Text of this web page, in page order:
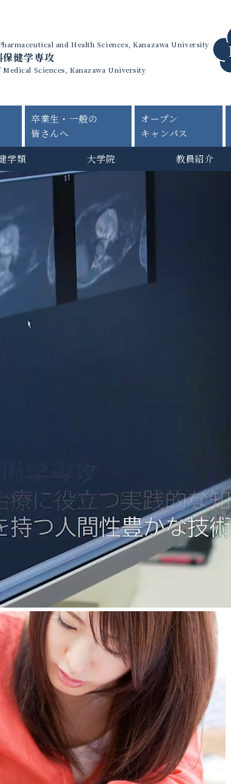
and Health Sciences, Kanazawa University
健学専攻
Sciences, Kanazawa University
卒業生・一般の
皆さんへ
オープン
キャンパス
学類 大学院 教員紹介